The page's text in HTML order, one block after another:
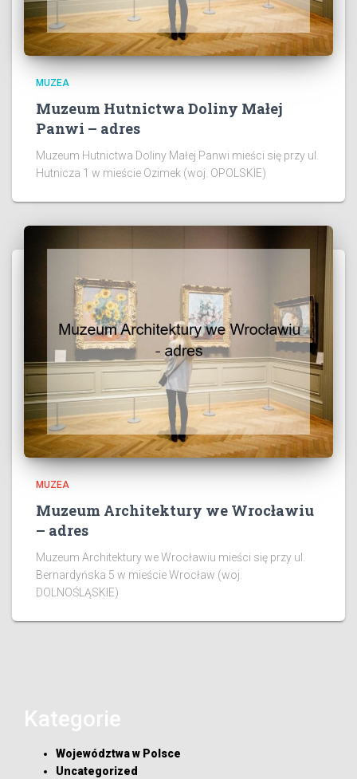
MUZEA
Muzeum Hutnictwa Doliny Małej
Panwi – adres
Muzeum Hutnictwa Doliny Małej Panwi mieści się przy ul.
Hutnicza 1 w mieście Ozimek (woj. OPOLSKIE)
MUZEA
Muzeum Architektury we Wrocławiu
– adres
Muzeum Architektury we Wrocławiu mieści się przy ul.
Bernardyńska 5 w mieście Wrocław (woj.
DOLNOŚLĄSKIE)
Kategorie
Województwa w Polsce
Uncategorized